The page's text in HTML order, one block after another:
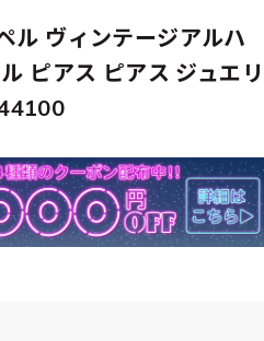
ル ヴィンテージアルハ
ピアス ピアス ジュエリ